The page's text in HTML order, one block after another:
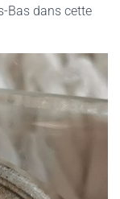
Bas dans cette